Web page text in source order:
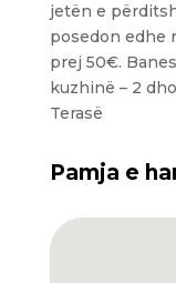
jetën e
posedon edhe
prej 50€.
kuzhinë – 2
Terasë
Pamja e